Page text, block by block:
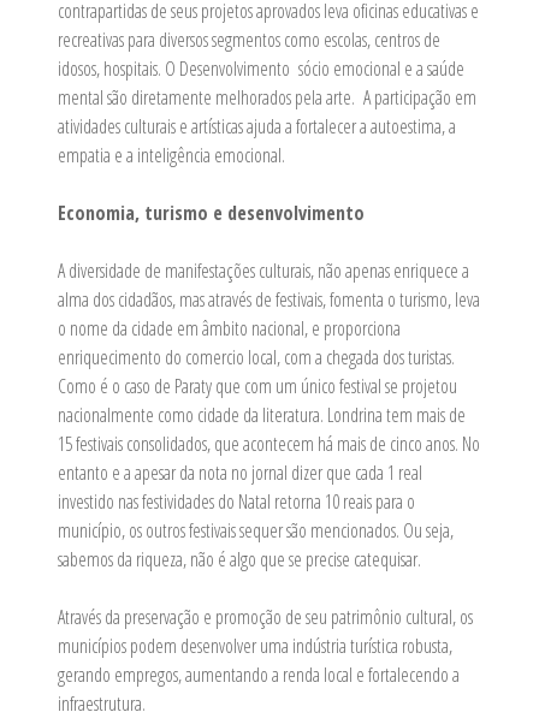
contrapartidas de seus projetos aprovados leva oficinas educativas e
recreativas para diversos segmentos como escolas, centros de
idosos, hospitais. O Desenvolvimento sócio emocional e a saúde
mental são diretamente melhorados pela arte. A participação em
atividades culturais e artísticas ajuda a fortalecer a autoestima, a
empatia e a inteligência emocional.
Economia, turismo e desenvolvimento
A diversidade de manifestações culturais, não apenas enriquece a
alma dos cidadãos, mas através de festivais, fomenta o turismo, leva
o nome da cidade em âmbito nacional, e proporciona
enriquecimento do comercio local, com a chegada dos turistas.
Como é o caso de Paraty que com um único festival se projetou
nacionalmente como cidade da literatura. Londrina tem mais de
15 festivais consolidados, que acontecem há mais de cinco anos. No
entanto e a apesar da nota no jornal dizer que cada 1 real
investido nas festividades do Natal retorna 10 reais para o
município, os outros festivais sequer são mencionados. Ou seja,
sabemos da riqueza, não é algo que se precise catequisar.
Através da preservação e promoção de seu patrimônio cultural, os
municípios podem desenvolver uma indústria turística robusta,
gerando empregos, aumentando a renda local e fortalecendo a
infraestrutura.